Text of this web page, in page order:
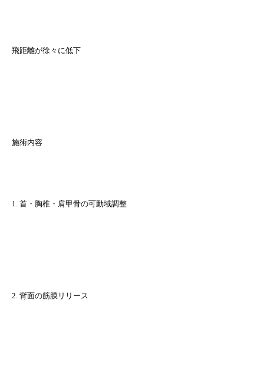
飛距離が徐々に低下
施術内容
1. 首・胸椎・肩甲骨の可動域調整
2. 背面の筋膜リリース